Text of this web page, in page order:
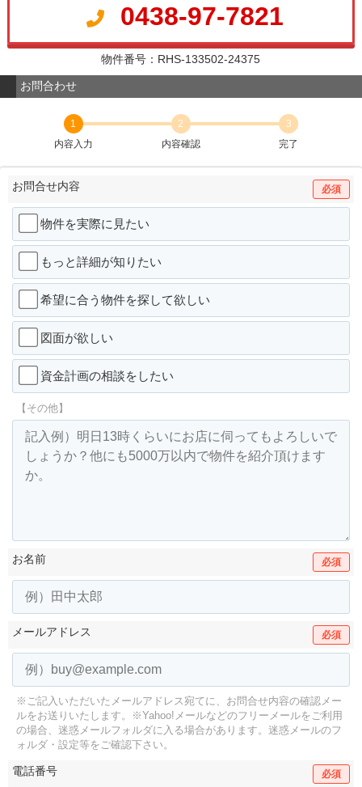
0438-97-7821
物件番号：RHS-133502-24375
お問合わせ
1
内容入力
2
内容確認
3
完了
お問合せ内容 必須
物件を実際に見たい
もっと詳細が知りたい
希望に合う物件を探して欲しい
図面が欲しい
資金計画の相談をしたい
【その他】
お名前 必須
メールアドレス 必須
※ご記入いただいたメールアドレス宛てに、お問合せ内容の確認メー
ルをお送りいたします。
※Yahoo!メールなどのフリーメールをご利用
の場合、迷惑メールフォルダに入る場合があります。 迷惑メールのフ
ォルダ・設定等をご確認下さい。
電話番号 必須